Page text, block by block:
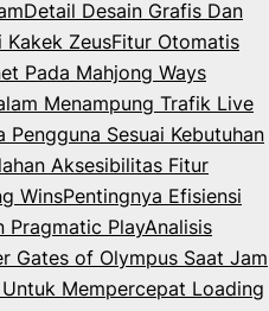
Detail Desain Grafis Dan
ZeusFitur Otomatis
Pada Mahjong Ways
Menampung Trafik Live
Pengguna Sesuai Kebutuhan
Aksesibilitas Fitur
WinsPentingnya Efisiensi
Pragmatic PlayAnalisis
Gates of Olympus Saat Jam
Mempercepat Loading